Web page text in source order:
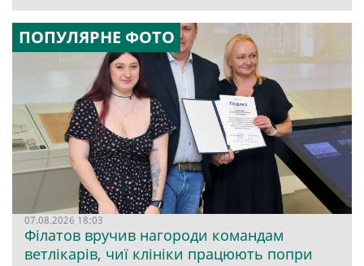
ПОПУЛЯРНЕ ФОТО
07.08.2026 18:03
Філатов вручив нагороди командам
ветлікарів, чиї клініки працюють попри